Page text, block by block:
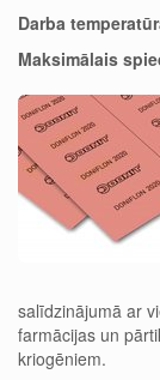
Darba
Maksimālais
salīdzinājumā ar
farmācijas un
kriogēniem.